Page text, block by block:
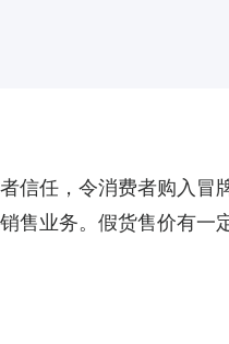
信任，令消费者购入冒
售业务。假货售价有一